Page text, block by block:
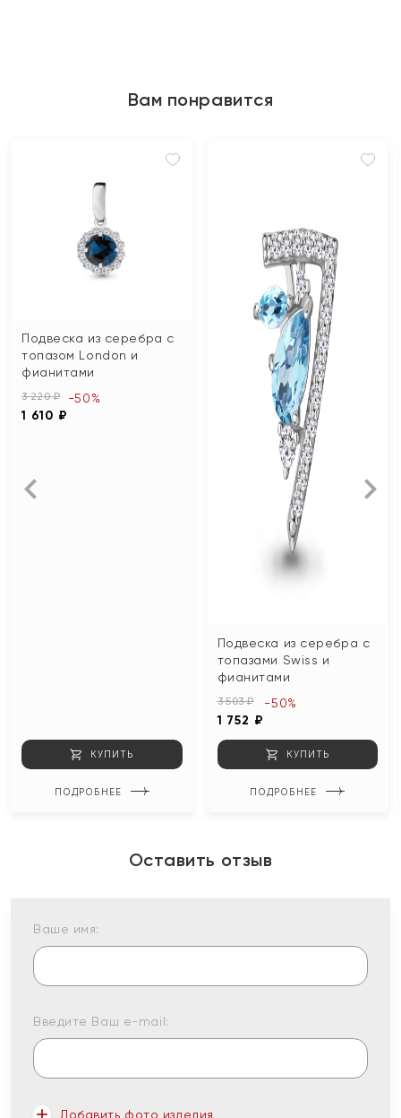
Вам понравится
Подвеска из серебра с
топазом London и
фианитами
3 220 ₽
1 610 ₽
-50%
КУПИТЬ
ПОДРОБНЕЕ
Подвеска из серебра с
топазами Swiss и
фианитами
3 503 ₽
1 752 ₽
-50%
КУПИТЬ
ПОДРОБНЕЕ
Оставить отзыв
Ваше имя:
Введите Ваш e-mail:
Добавить фото изделия